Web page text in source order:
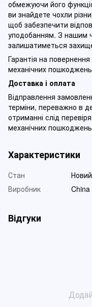
обмежуючи його
ви знайдете чохли
щоб забезпечити
уподобанням. З нашим
залишатиметься
Гарантія на повернення
механічних
Доставка і оплата
Відправлення
терміни, переважно в
отриманні слід
механічних
Характеристики
Стан
Новий
Виробник
China
Відгуки